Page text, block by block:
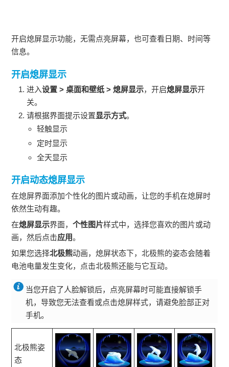
开启熄屏显示功能，无需点亮屏幕，也可查看日期、时间等
信息。
开启熄屏显示
进入设置 >桌面和壁纸 >熄屏显示，开启熄屏显示开
关。
请根据界面提示设置显示方式。
轻触显示
定时显示
全天显示
开启动态熄屏显示
在熄屏界面添加个性化的图片或动画，让您的手机在熄屏时
依然生动有趣。
在熄屏显示界面，个性图片样式中，选择您喜欢的图片或动
画，然后点击应用。
如果您选择北极熊动画，熄屏状态下，北极熊的姿态会随着
电池电量发生变化，点击北极熊还能与它互动。
当您开启了人脸解锁后，点亮屏幕时可能直接解锁手
机，导致您无法查看或点击熄屏样式，请避免脸部正对
手机。
北极熊姿
态